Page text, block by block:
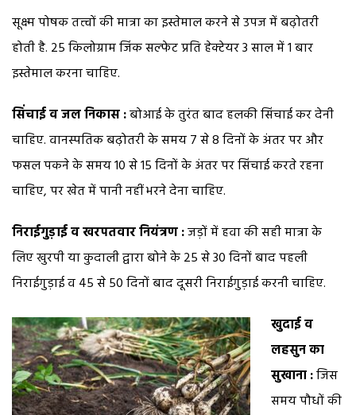
सूक्ष्म पोषक तत्त्वों की मात्रा का इस्तेमाल करने से उपज में बढ़ोतरी
होती है. 25 किलोग्राम जिंक सल्फेट प्रति हेक्टेयर 3 साल में 1 बार
इस्तेमाल करना चाहिए.
सिंचाई व जल निकास :बोआई के तुरंत बाद हलकी सिंचाई कर देनी
चाहिए. वानस्पतिक बढ़ोतरी के समय 7 से 8 दिनों के अंतर पर और
फसल पकने के समय 10 से 15 दिनों के अंतर पर सिंचाई करते रहना
चाहिए, पर खेत में पानी नहीं भरने देना चाहिए.
निराईगुड़ाई व खरपतवार नियंत्रण :जड़ों में हवा की सही मात्रा के
लिए खुरपी या कुदाली द्वारा बोने के 25 से 30 दिनों बाद पहली
निराईगुड़ाई व 45 से 50 दिनों बाद दूसरी निराईगुड़ाई करनी चाहिए.
खुदाई व
लहसुन का
सुखाना :जिस
समय पौधों की